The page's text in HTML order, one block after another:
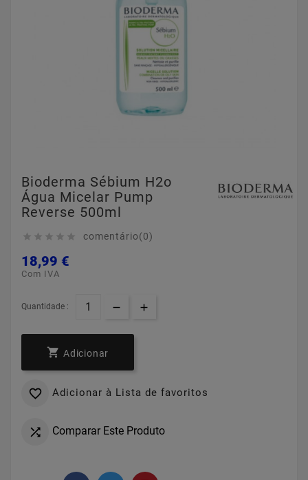
Bioderma Sébium H2o
Água Micelar Pump
Reverse 500ml
     comentário(0)
18,99 €
Com IVA
Quantidade :
 Adicionar
 Adicionar à Lista de favoritos
 Comparar Este Produto